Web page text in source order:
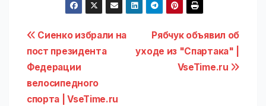
Навигация
по
записям
Рябчук объявил об
уходе из "Спартака" |
VseTime.ru
Сиенко избрали на
пост президента
Федерации
велосипедного
спорта | VseTime.ru